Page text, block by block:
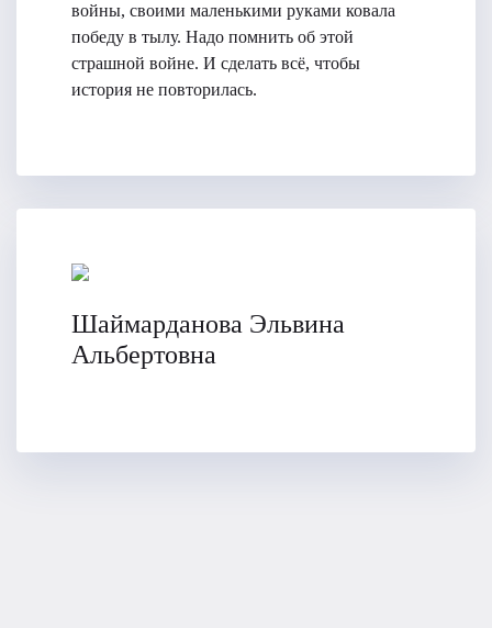
войны, своими маленькими руками ковала
победу в тылу. Надо помнить об этой
страшной войне. И сделать всё, чтобы
история не повторилась.
Шаймарданова Эльвина
Альбертовна